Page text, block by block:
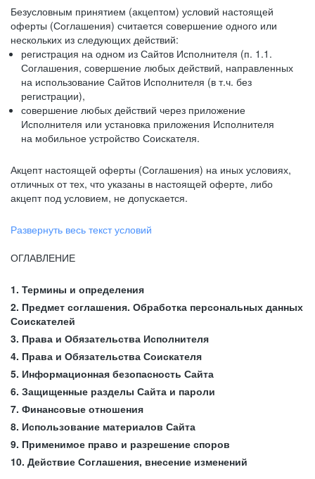
Безусловным принятием (акцептом) условий настоящей
оферты (Соглашения) считается совершение одного или
нескольких из следующих действий:
регистрация на одном из Сайтов Исполнителя (п. 1.1.
Соглашения, совершение любых действий, направленных
на использование Сайтов Исполнителя (в т.ч. без
регистрации),
совершение любых действий через приложение
Исполнителя или установка приложения Исполнителя
на мобильное устройство Соискателя.
Акцепт настоящей оферты (Соглашения) на иных условиях,
отличных от тех, что указаны в настоящей оферте, либо
акцепт под условием, не допускается.
Развернуть весь текст условий
ОГЛАВЛЕНИЕ
1. Термины и определения
2. Предмет соглашения. Обработка персональных данных
Соискателей
3. Права и Обязательства Исполнителя
4. Права и Обязательства Соискателя
5. Информационная безопасность Сайта
6. Защищенные разделы Сайта и пароли
7. Финансовые отношения
8. Использование материалов Сайта
9. Применимое право и разрешение споров
10. Действие Соглашения, внесение изменений